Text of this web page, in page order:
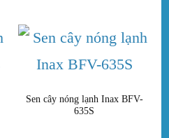
Sen cây nóng lạnh Inax BFV-
635S